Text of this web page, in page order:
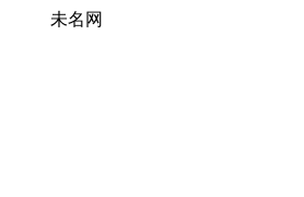
名网